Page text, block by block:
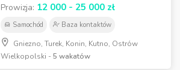
Prowizja: 12 000 - 25 000 zł
Samochód Baza kontaktów
Gniezno, Turek, Konin, Kutno, Ostrów
Wielkopolski -5 wakatów